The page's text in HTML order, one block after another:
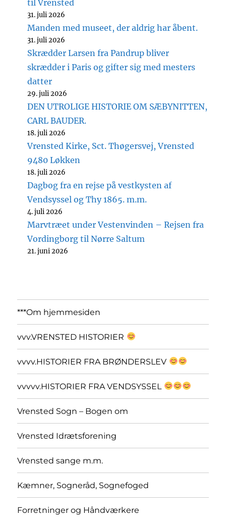
til Vrensted
31. juli 2026
Manden med museet, der aldrig har åbent.
31. juli 2026
Skrædder Larsen fra Pandrup bliver
skrædder i Paris og gifter sig med mesters
datter
29. juli 2026
DEN UTROLIGE HISTORIE OM SÆBYNITTEN,
CARL BAUDER.
18. juli 2026
Vrensted Kirke, Sct. Thøgersvej, Vrensted
9480 Løkken
18. juli 2026
Dagbog fra en rejse på vestkysten af
Vendsyssel og Thy 1865. m.m.
4. juli 2026
Marvtræet under Vestenvinden – Rejsen fra
Vordingborg til Nørre Saltum
21. juni 2026
***Om hjemmesiden
vvv.VRENSTED HISTORIER
vvvv.HISTORIER FRA BRØNDERSLEV
vvvvv.HISTORIER FRA VENDSYSSEL
Vrensted Sogn – Bogen om
Vrensted Idrætsforening
Vrensted sange m.m.
Kæmner, Sogneråd, Sognefoged
Forretninger og Håndværkere